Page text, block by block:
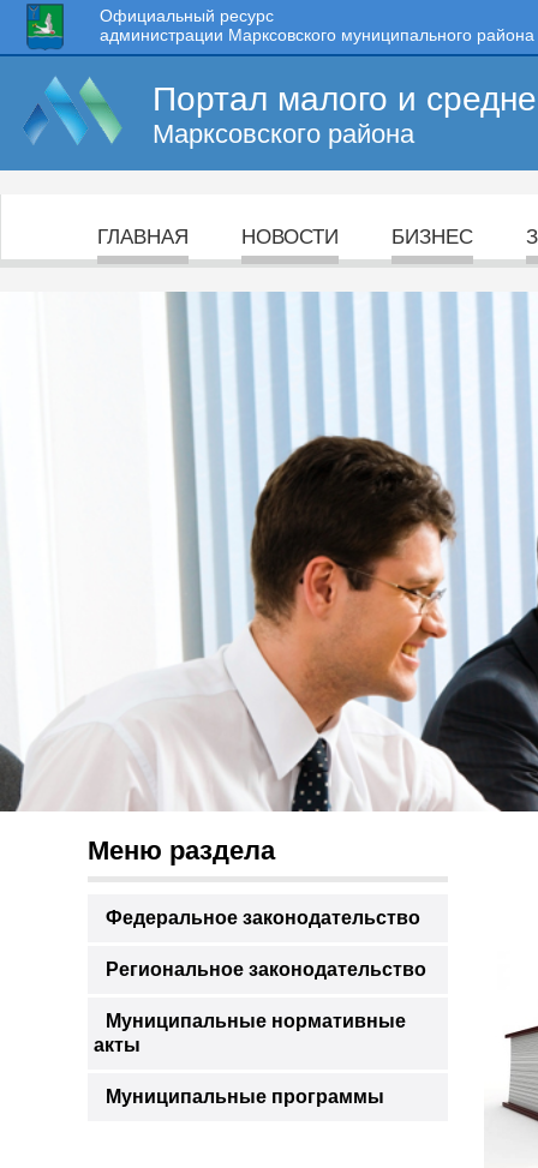
Официальный ресурс
администрации Марксовского муниципального района
Портал малого и
Марксовского района
ГЛАВНАЯ НОВОСТИ БИЗНЕС
Меню раздела
Федеральное законодательство
Региональное законодательство
Муниципальные нормативные
акты
Муниципальные программы